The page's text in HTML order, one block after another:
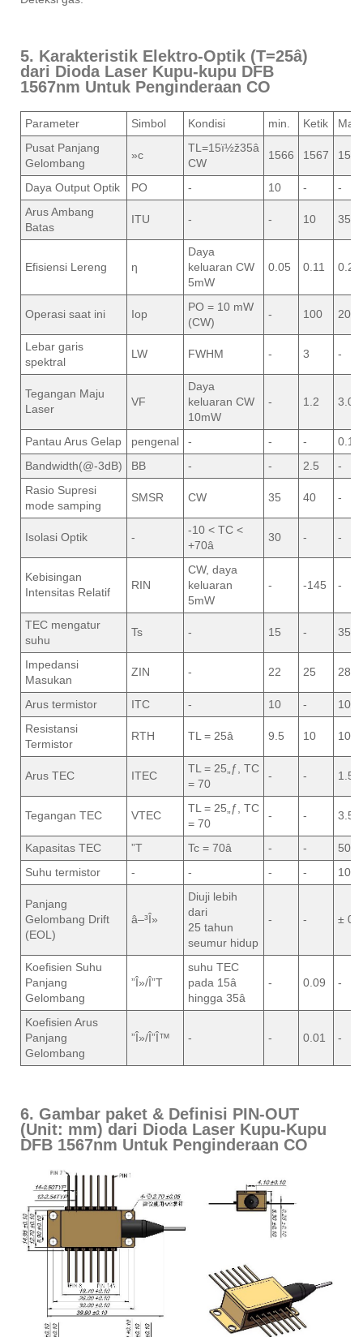
5. Karakteristik Elektro-Optik (T=25â)
dari Dioda Laser Kupu-kupu DFB
1567nm Untuk Penginderaan CO
Parameter Simbol Kondisi min. Ketik
Pusat Panjang
Gelombang
»c
TL=15ï½ž35â
CW
1566 1567 1568
Daya Output Optik PO - 10 -
-
Arus Ambang
Batas
ITU - - 10 35
Efisiensi Lereng ƞ
Daya
keluaran CW
5mW
0.05 0.11 0.2
Operasi saat ini Iop
PO = 10 mW
(CW)
- 100 200
Lebar garis
spektral
LW FWHM - 3 -
Tegangan Maju
Laser
VF
Daya
keluaran CW
10mW
- 1.2 3.0
Pantau Arus Gelap pengenal - - -
0.1
Bandwidth(@-3dB)
BB - - 2.5
-
Rasio Supresi
mode samping
SMSR CW 35 40 -
Isolasi Optik -
-10 < TC <
+70â
30 - -
Kebisingan
Intensitas Relatif
RIN
CW, daya
keluaran
5mW
- -145 -
TEC mengatur
suhu
Ts - 15 - 35
Impedansi
Masukan
ZIN - 22 25 28
Arus termistor ITC - 10 -
100
Resistansi
Termistor
RTH TL = 25â 9.5 10 10.5
Arus TEC ITEC
TL = 25„ƒ, TC
= 70
- - 1.5
Tegangan TEC VTEC
TL = 25„ƒ, TC
= 70
- - 3.5
Kapasitas TEC ”T Tc = 70â - -
50
Suhu termistor
- - - - 100
Panjang
Gelombang Drift
(EOL)
â–³Î»
Diuji lebih
dari
25 tahun
seumur hidup
- - ± 0,1
Koefisien Suhu
Panjang
Gelombang
”Î»/Î”T
suhu TEC
pada 15â
hingga 35â
- 0.09 -
Koefisien Arus
Panjang
Gelombang
”Î»/Î”Î™ - - 0.01 -
6. Gambar paket & Definisi PIN-OUT
(Unit: mm) dari Dioda Laser Kupu-Kupu
DFB 1567nm Untuk Penginderaan CO